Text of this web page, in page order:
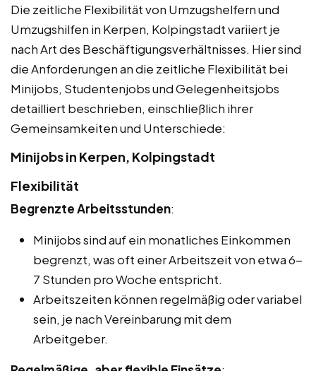
Die zeitliche Flexibilität von Umzugshelfern und
Umzugshilfen in Kerpen, Kolpingstadt variiert je
nach Art des Beschäftigungsverhältnisses. Hier sind
die Anforderungen an die zeitliche Flexibilität bei
Minijobs, Studentenjobs und Gelegenheitsjobs
detailliert beschrieben, einschließlich ihrer
Gemeinsamkeiten und Unterschiede:
Minijobs in Kerpen, Kolpingstadt
Flexibilität
Begrenzte Arbeitsstunden:
Minijobs sind auf ein monatliches Einkommen
begrenzt, was oft einer Arbeitszeit von etwa 6-
7 Stunden pro Woche entspricht.
Arbeitszeiten können regelmäßig oder variabel
sein, je nach Vereinbarung mit dem
Arbeitgeber.